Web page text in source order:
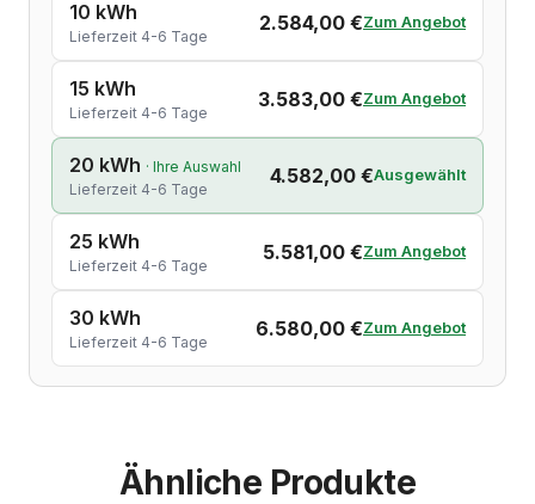
10 kWh
Lieferzeit 4-6 Tage
2.584,00 €Zum Angebot
15 kWh
Lieferzeit 4-6 Tage
3.583,00 €Zum Angebot
20 kWh · Ihre Auswahl
Lieferzeit 4-6 Tage
4.582,00 €Ausgewählt
25 kWh
Lieferzeit 4-6 Tage
5.581,00 €Zum Angebot
30 kWh
Lieferzeit 4-6 Tage
6.580,00 €Zum Angebot
Ähnliche Produkte